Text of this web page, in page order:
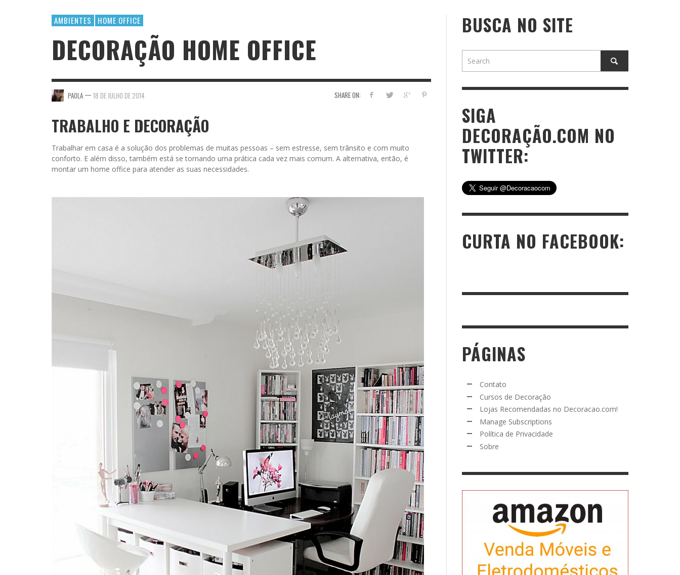
AMBIENTES HOME OFFICE
DECORAÇÃO HOME OFFICE
SHARE ON:
PAOLA — 18 DE JULHO DE 2014
TRABALHO E DECORAÇÃO
Trabalhar em casa é a solução dos problemas de muitas pessoas – sem estresse, sem trânsito e com muito
conforto. E além disso, também está se tornando uma prática cada vez mais comum. A alternativa, então, é
montar um home office para atender as suas necessidades.
BUSCA NO SITE
SIGA
DECORAÇÃO.COM NO
TWITTER:
CURTA NO FACEBOOK:
PÁGINAS
Contato
Cursos de Decoração
Lojas Recomendadas no Decoracao.com!
Manage Subscriptions
Política de Privacidade
Sobre